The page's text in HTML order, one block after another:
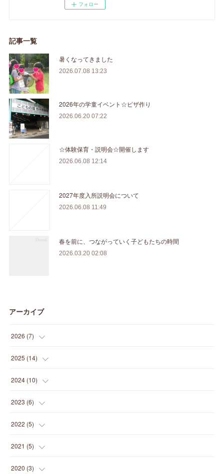
フォロー
記事一覧
暑くなってきました
2026.07.08 13:23
2026年の学童イベント☆ピザ作り
2026.06.20 07:22
☆体験保育・説明会☆開催します
2026.06.08 12:14
2027年度入所説明会について
2026.06.08 11:49
春を前に、つながっていく子どもたちの時間
2026.03.20 02:08
アーカイブ
2026 (7)
(1
(3
(
(
2025 (14)
(1
( )
(
(
2024 (10)
( )
( )
(
(
2023 (6)
( )
( )
(
2022 (5)
( )
( )
2021 (5)
( )
2020 (3)